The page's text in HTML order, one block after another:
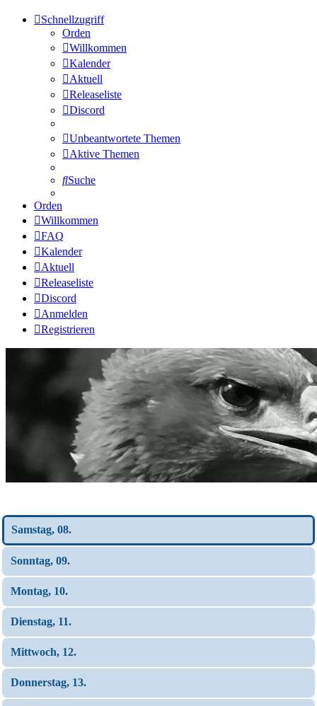
Schnellzugriff
Orden
Willkommen
Kalender
Aktuell
Releaseliste
Discord
Unbeantwortete Themen
Aktive Themen
Suche
Orden
Willkommen
FAQ
Kalender
Aktuell
Releaseliste
Discord
Anmelden
Registrieren
Samstag, 08.
Sonntag, 09.
Montag, 10.
Dienstag, 11.
Mittwoch, 12.
Donnerstag, 13.